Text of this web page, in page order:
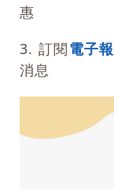
惠
3. 訂閱電子報
消息